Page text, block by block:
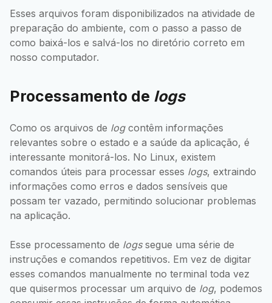
Esses arquivos foram disponibilizados na atividade de
preparação do ambiente, com o passo a passo de
como baixá-los e salvá-los no diretório correto em
nosso computador.
Processamento de logs
Como os arquivos de logcontêm informações
relevantes sobre o estado e a saúde da aplicação, é
interessante monitorá-los. No Linux, existem
comandos úteis para processar esses logs, extraindo
informações como erros e dados sensíveis que
possam ter vazado, permitindo solucionar problemas
na aplicação.
Esse processamento de logssegue uma série de
instruções e comandos repetitivos. Em vez de digitar
esses comandos manualmente no terminal toda vez
que quisermos processar um arquivo de log, podemos